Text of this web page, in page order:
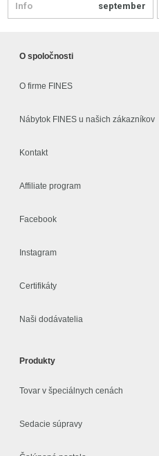
Info september
O spoločnosti
O firme FINES
Nábytok FINES u našich zákazníkov
Kontakt
Affiliate program
Facebook
Instagram
Certifikáty
Naši dodávatelia
Produkty
Tovar v špeciálnych cenách
Sedacie súpravy